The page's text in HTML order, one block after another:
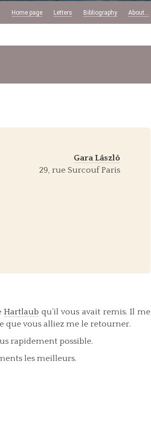
Home page Letters Bibliography About...
Gara László
29, rue Surcouf Paris
Hartlaub qu’il vous avait remis. Il me
que vous alliez me le retourner.
rapidement possible.
les meilleurs.